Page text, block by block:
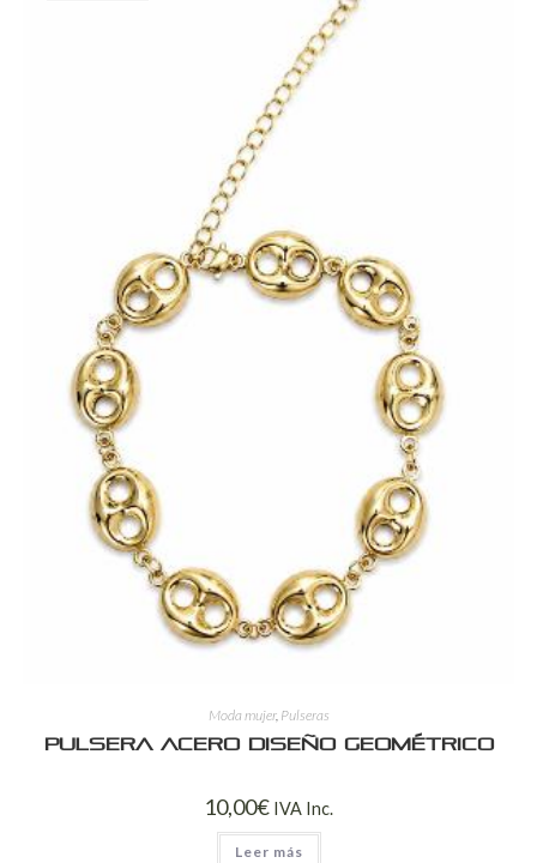
Moda mujer, Pulseras
Pulsera Acero Diseño Geométrico
10,00€ IVA Inc.
Leer más